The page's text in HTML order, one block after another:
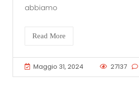
abbiamo
Read More
Maggio 31, 2024 27137